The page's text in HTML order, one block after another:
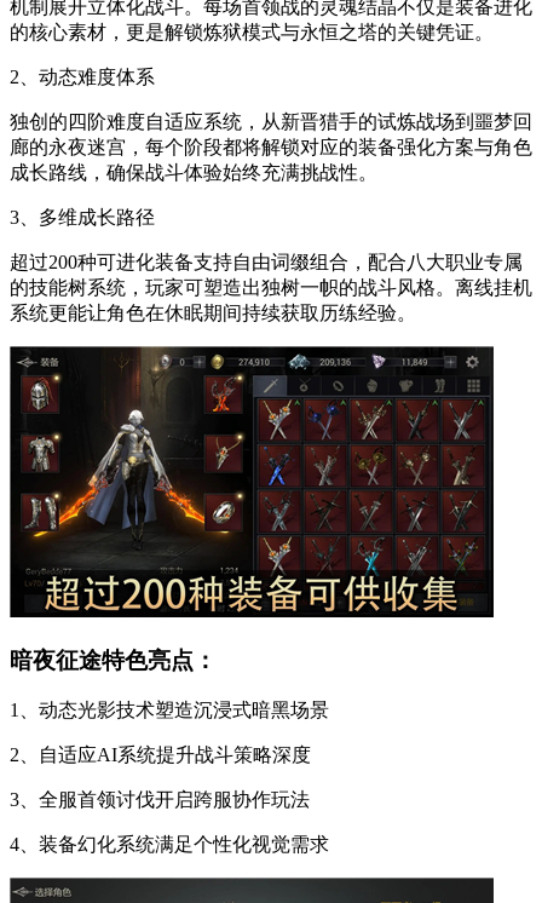
机制展开立体化战斗。每场首领战的灵魂结晶不仅是装备进化
的核心素材，更是解锁炼狱模式与永恒之塔的关键凭证。
2、动态难度体系
独创的四阶难度自适应系统，从新晋猎手的试炼战场到噩梦回
廊的永夜迷宫，每个阶段都将解锁对应的装备强化方案与角色
成长路线，确保战斗体验始终充满挑战性。
3、多维成长路径
超过200种可进化装备支持自由词缀组合，配合八大职业专属
的技能树系统，玩家可塑造出独树一帜的战斗风格。离线挂机
系统更能让角色在休眠期间持续获取历练经验。
暗夜征途特色亮点：
1、动态光影技术塑造沉浸式暗黑场景
2、自适应AI系统提升战斗策略深度
3、全服首领讨伐开启跨服协作玩法
4、装备幻化系统满足个性化视觉需求